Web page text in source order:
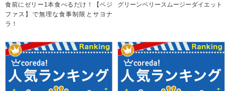
食前にゼリー1本食べるだけ！【ベジ
ファス】で無理な食事制限とサヨナ
ラ！
グリーンベリースムージーダイエット